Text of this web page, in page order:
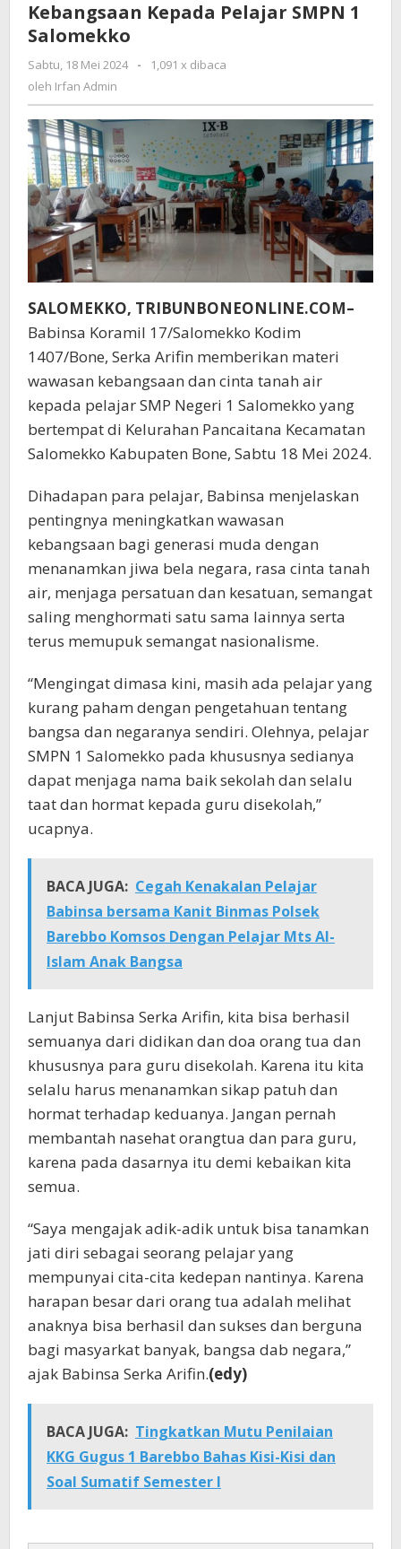
Kepada
1
Kebangsaan Kepada Pelajar SMPN 1
Salomekko
Sabtu, 18 Mei 2024
oleh
-
1,091 x dibaca
oleh Irfan Admin
SALOMEKKO, TRIBUNBONEONLINE.COM–
Babinsa Koramil 17/Salomekko Kodim
1407/Bone, Serka Arifin memberikan materi
wawasan kebangsaan dan cinta tanah air
kepada pelajar SMP Negeri 1 Salomekko yang
bertempat di Kelurahan Pancaitana Kecamatan
Salomekko Kabupaten Bone, Sabtu 18 Mei 2024.
Dihadapan para pelajar, Babinsa menjelaskan
pentingnya meningkatkan wawasan
kebangsaan bagi generasi muda dengan
menanamkan jiwa bela negara, rasa cinta tanah
air, menjaga persatuan dan kesatuan, semangat
saling menghormati satu sama lainnya serta
terus memupuk semangat nasionalisme.
“Mengingat dimasa kini, masih ada pelajar yang
kurang paham dengan pengetahuan tentang
bangsa dan negaranya sendiri. Olehnya, pelajar
SMPN 1 Salomekko pada khususnya sedianya
dapat menjaga nama baik sekolah dan selalu
taat dan hormat kepada guru disekolah,”
ucapnya.
BACA JUGA: Cegah Kenakalan Pelajar
Babinsa bersama Kanit Binmas Polsek
Barebbo Komsos Dengan Pelajar Mts Al-
Islam Anak Bangsa
Lanjut Babinsa Serka Arifin, kita bisa berhasil
semuanya dari didikan dan doa orang tua dan
khususnya para guru disekolah. Karena itu kita
selalu harus menanamkan sikap patuh dan
hormat terhadap keduanya. Jangan pernah
membantah nasehat orangtua dan para guru,
karena pada dasarnya itu demi kebaikan kita
semua.
“Saya mengajak adik-adik untuk bisa tanamkan
jati diri sebagai seorang pelajar yang
mempunyai cita-cita kedepan nantinya. Karena
harapan besar dari orang tua adalah melihat
anaknya bisa berhasil dan sukses dan berguna
bagi masyarkat banyak, bangsa dab negara,”
ajak Babinsa Serka Arifin.(edy)
BACA JUGA: Tingkatkan Mutu Penilaian
KKG Gugus 1 Barebbo Bahas Kisi-Kisi dan
Soal Sumatif Semester I